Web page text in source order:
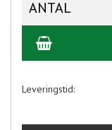
ANTAL
Leveringstid: